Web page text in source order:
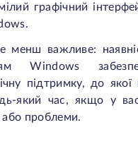
графічний
менш важливе:
Windows
підтримку, до
який час, якщо у
або проблеми.